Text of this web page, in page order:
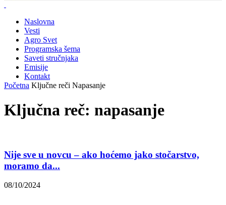
Naslovna
Vesti
Agro Svet
Programska šema
Saveti stručnjaka
Emisije
Kontakt
Početna Ključne reči Napasanje
Ključna reč: napasanje
Nije sve u novcu – ako hoćemo jako stočarstvo,
moramo da...
08/10/2024